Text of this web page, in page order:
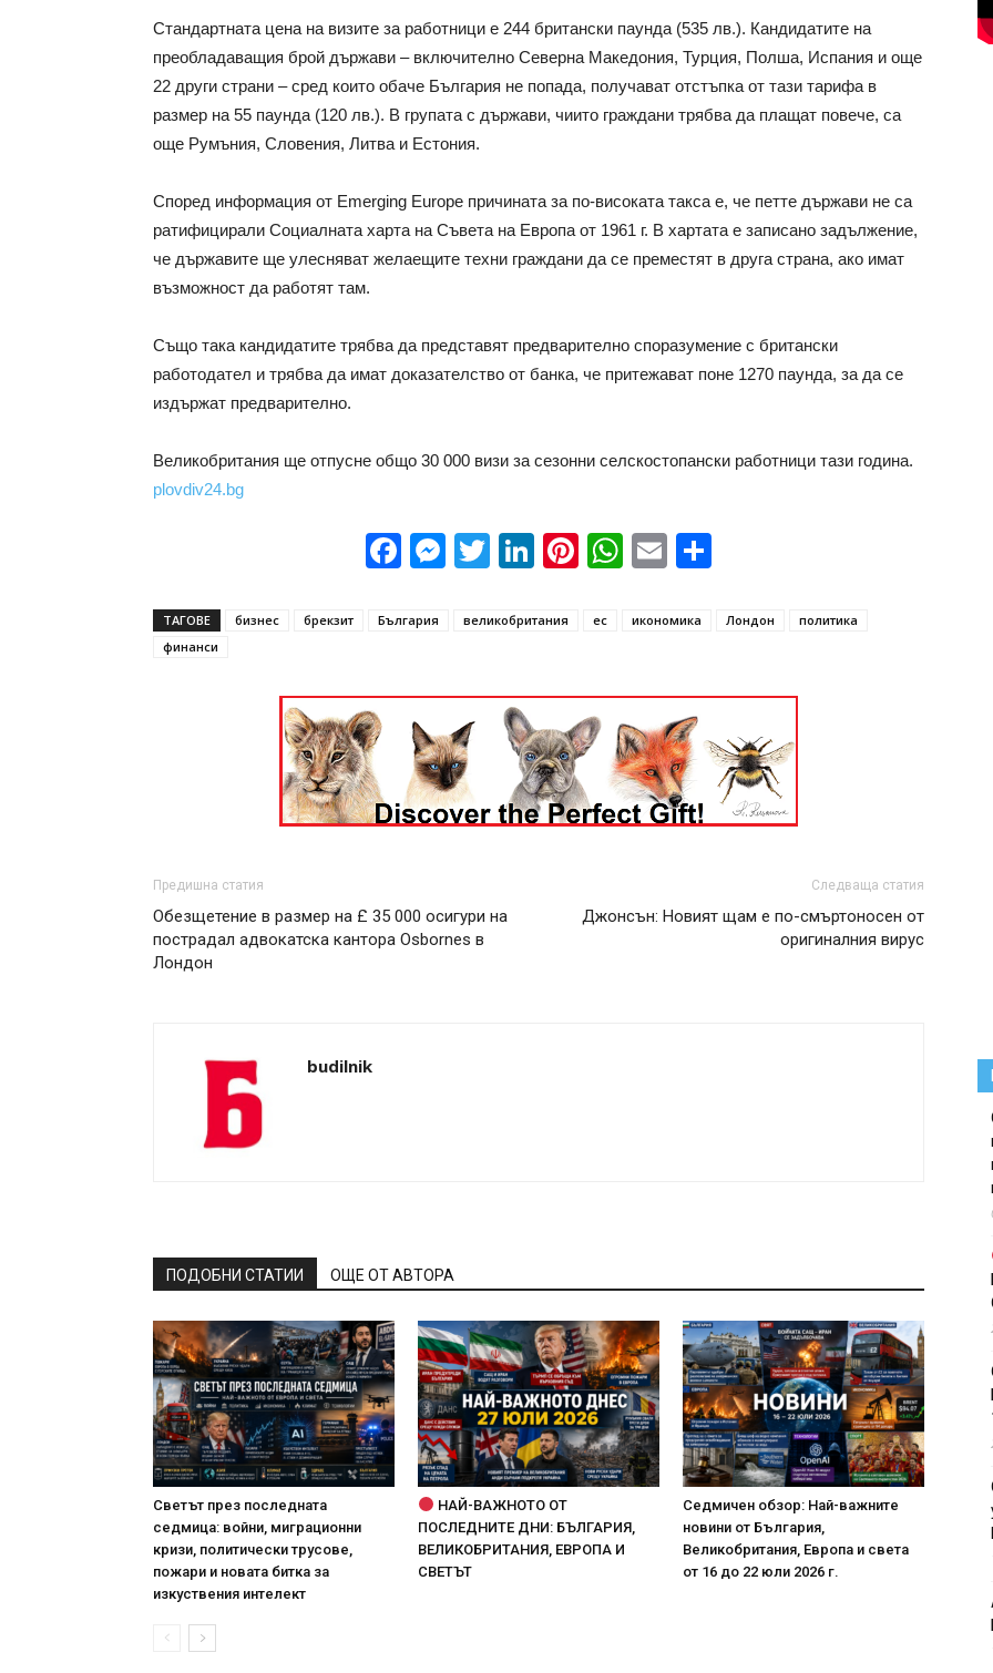
Стандартната цена на визите за работници е 244 британски паунда (535 лв.). Кандидатите на
преобладаващия брой държави – включително Северна Македония, Турция, Полша, Испания и още
22 други страни – сред които обаче България не попада, получават отстъпка от тази тарифа в
размер на 55 паунда (120 лв.). В групата с държави, чиито граждани трябва да плащат повече, са
още Румъния, Словения, Литва и Естония.
Според информация от Emerging Europe причината за по-високата такса е, че петте държави не са
ратифицирали Социалната харта на Съвета на Европа от 1961 г. В хартата е записано задължение,
че държавите ще улесняват желаещите техни граждани да се преместят в друга страна, ако имат
възможност да работят там.
Също така кандидатите трябва да представят предварително споразумение с британски
работодател и трябва да имат доказателство от банка, че притежават поне 1270 паунда, за да се
издържат предварително.
Великобритания ще отпусне общо 30 000 визи за сезонни селскостопански работници тази година.
plovdiv24.bg
Facebook
Messenger
Twitter
LinkedIn
Pinterest
WhatsApp
Email
ТАГОВЕ бизнес брекзит България великобритания ес икономика Лондон
политика
финанси
Предишна статия
Oбезщетение в размер на £ 35 000 осигури на
пострадал адвокатска кантора Osbornes в
Лондон
Следваща статия
Джонсън: Новият щам е по-смъртоносен от
оригиналния вирус
budilnik
ПОДОБНИ СТАТИИ ОЩЕ ОТ АВТОРА
Светът през последната
седмица: войни, миграционни
кризи, политически трусове,
пожари и новата битка за
изкуствения интелект
НАЙ-ВАЖНОТО ОТ
ПОСЛЕДНИТЕ ДНИ: БЪЛГАРИЯ,
ВЕЛИКОБРИТАНИЯ, ЕВРОПА И
СВЕТЪТ
Седмичен обзор: Най-важните
новини от България,
Великобритания, Европа и света
от 16 до 22 юли 2026 г.